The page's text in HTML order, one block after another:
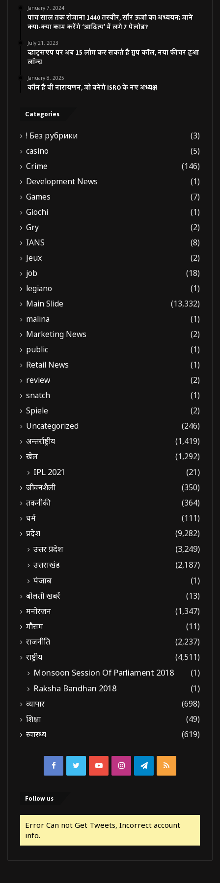
साल के अन्दर इसका समाधान निकालने के लिए निर्देश दिये हैं, ताकि
किसी महिला को जंगली जानवरों एवं दुर्घटनाओं का शिकार न होना पड़े।
व्यवस्था विकेन्द्रीकृत लोकतंत्र का सशक्तिकरण’’ सम्मेलन का शुभारम्भ
देवभूमि उत्तराखण्ड से हो रहा है। पंचायतीराज व्यवस्था देश में प्राचीन
समय से चली आ रही है। महात्मा गांधी जी के दर्शन भी पंचायतों से जुड़े
हुए हैं। त्रिस्तरीय पंचायतों के माध्यम से ग्रामीण क्षेत्र सशक्तीकरण की
दिया गया था। लेकिन बाद में अनेक संशोधनों से इस व्यवस्था को
Tags CM Trivendra
TRIVENDRA SINGH RAWAT
Uttarakhand
January 7, 2024
पांच साल तक रोजाना 1440 तस्वीर, सौर ऊर्जा का अध्ययन; जानें
क्या-क्या काम करेंगे ‘आदित्य’ में लगे 7 पेलोड?
July 21, 2023
व्हाट्सएप पर अब 15 लोग कर सकते हैं ग्रुप कॉल, नया फीचर हुआ
लॉन्च
January 8, 2025
कौन हैं वी नारायणन, जो बनेंगे ISRO के नए अध्यक्ष
Categories
! Без рубрики
(3)
casino
(5)
Crime
(146)
Development News
(1)
Games
(7)
Giochi
(1)
Gry
(2)
IANS
(8)
Jeux
(2)
job
(18)
legiano
(1)
Main Slide
(13,332)
malina
(1)
Marketing News
(2)
public
(1)
Retail News
(1)
review
(2)
snatch
(1)
Spiele
(2)
Uncategorized
(246)
अन्तर्राष्ट्रीय
(1,419)
खेल
(1,292)
IPL 2021 (21)
जीवनशैली
(350)
तकनीकी
(364)
धर्म
(111)
प्रदेश
(9,282)
उत्तर प्रदेश
(3,249)
उत्तराखंड
(2,187)
पंजाब
(1)
बोलती खबरें
(13)
मनोरंजन
(1,347)
मौसम
(11)
राजनीति
(2,237)
राष्ट्रीय
(4,511)
Monsoon Session Of Parliament 2018
(1)
Raksha Bandhan 2018
(1)
व्यापार
(698)
शिक्षा
(49)
स्वास्थ्य
(619)
FacebookTwitterYouTubeInstagramTelegram
RSS
Follow us
Error Can not Get Tweets, Incorrect account
info.